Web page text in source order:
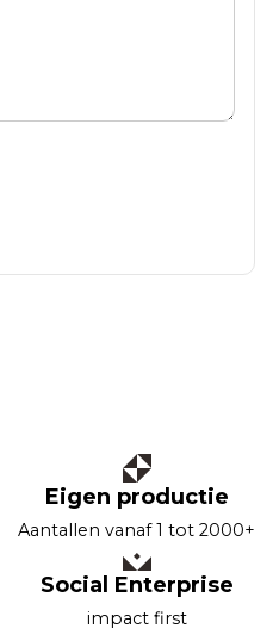
Eigen productie
Aantallen vanaf 1 tot 2000+
Social Enterprise
impact first